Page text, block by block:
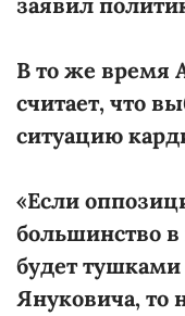
В то же время
считает, что
ситуацию
«Если
большинство в
будет
Януковича, то